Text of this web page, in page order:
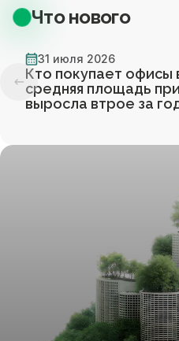
Что нового
31 июля 2026
Кто покупает офисы
средняя площадь
выросла втрое за